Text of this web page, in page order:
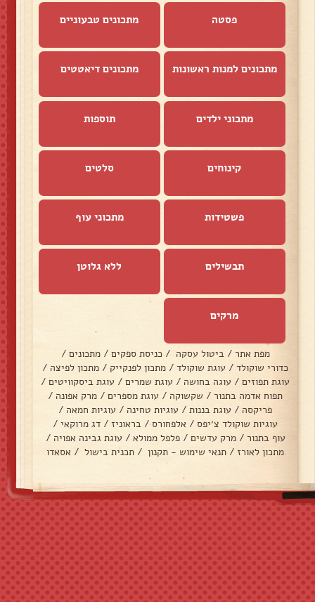
פסטה מתכונים טבעוניים
מתכונים למנות ראשונות מתכונים דיאטטים
מתכוני ילדים תוספות
קינוחים סלטים
פשטידות מתכוני עוף
תבשילים ללא גלוטן
מרקים
מפת אתר / ביטול עסקה / כניסת ספקים / מתכונים /
כדורי שוקולד / עוגת שוקולד / מתכון לפנקייק / מתכון לפיצה /
עוגת תפוזים / עוגה בחושה / עוגת שמרים / עוגת ביסקוויטים /
תפוח אדמה בתנור / שקשוקה / עוגת מספרים / מרק אפונה /
פריקסה / עוגת בננות / עוגיות טחינה / עוגיות חמאה /
עוגיות שוקולד צ׳יפס / אלפחורס / בראוניז / דג מרוקאי /
עוף בתנור / מרק עדשים / פלפל ממולא / עוגת גבינה אפויה /
מתכון לאורז / תנאי שימוש - תקנון / תכנית בישול / אסאדו